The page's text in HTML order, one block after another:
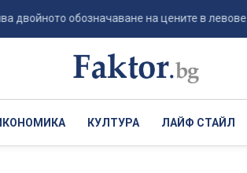
обозначаване на цените в левове и евро...
КУЛТУРА ЛАЙФ СТАЙЛ